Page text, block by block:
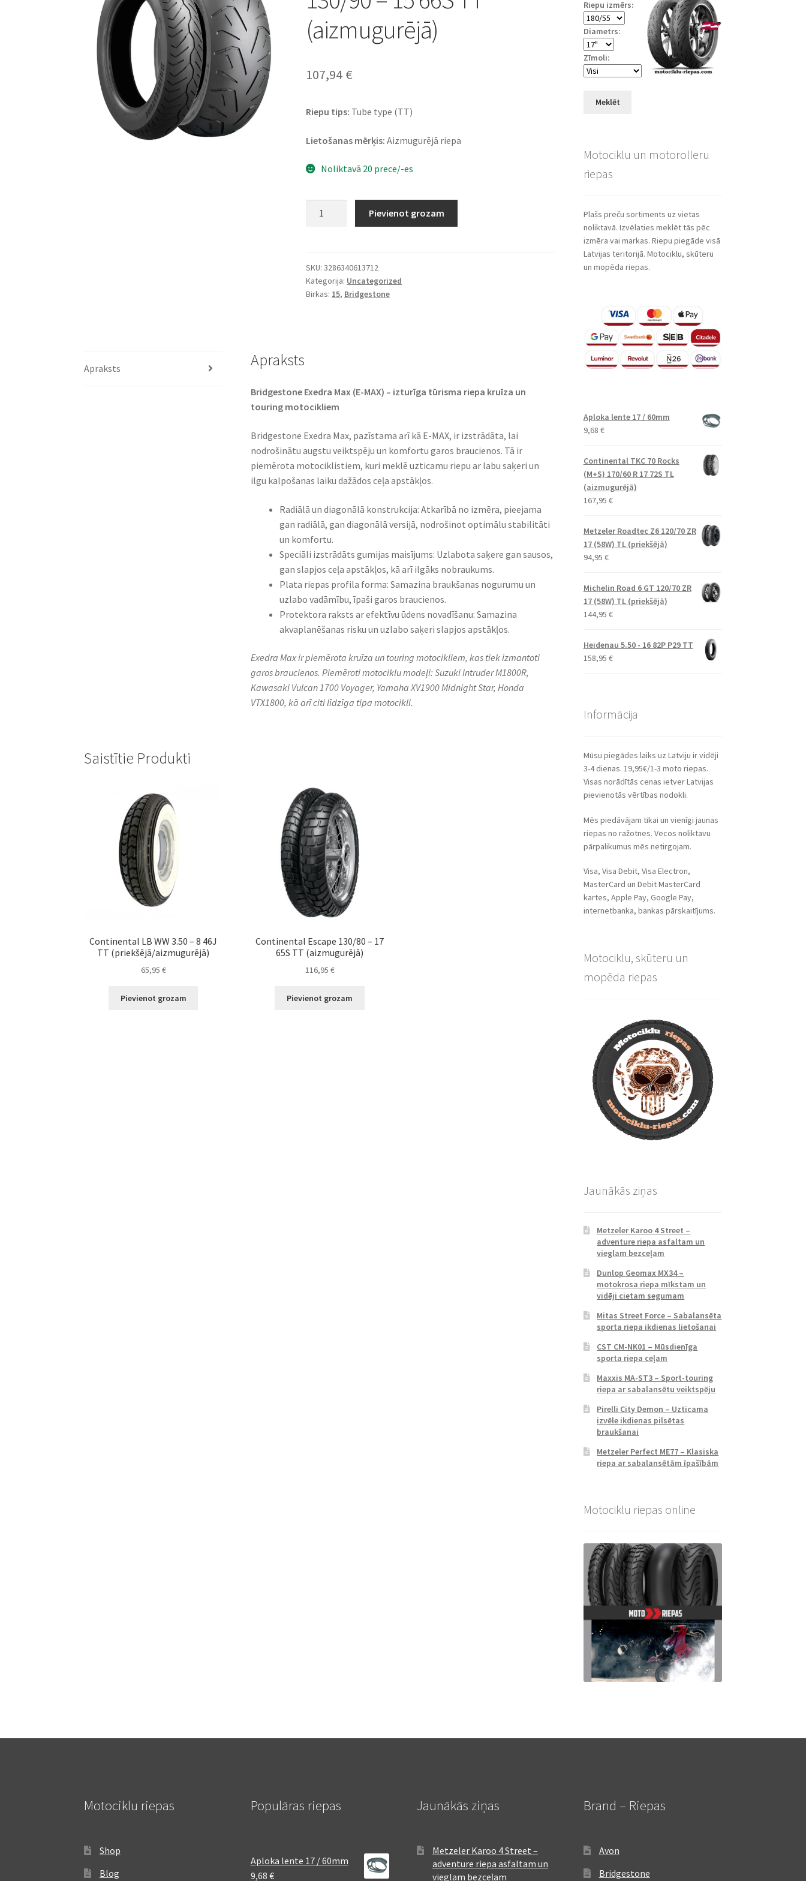
(aizmugurējā)
107,94 €
Riepu tips: Tube type (TT)
Lietošanas mērķis: Aizmugurējā riepa
Noliktavā 20 prece/-es
-
15
66S
Pievienot grozam
SKU:3286340613712
Kategorija: Uncategorized
Birkas: 15, Bridgestone
Apraksts Apraksts
Bridgestone Exedra Max (E-MAX) – izturīga tūrisma riepa kruīza un
touring motocikliem​
Bridgestone Exedra Max, pazīstama arī kā E-MAX, ir izstrādāta, lai
nodrošinātu augstu veiktspēju un komfortu garos braucienos. Tā ir
piemērota motociklistiem, kuri meklē uzticamu riepu ar labu saķeri un
ilgu kalpošanas laiku dažādos ceļa apstākļos.​
Radiālā un diagonālā konstrukcija: Atkarībā no izmēra, pieejama
gan radiālā, gan diagonālā versijā, nodrošinot optimālu stabilitāti
un komfortu.​
Speciāli izstrādāts gumijas maisījums: Uzlabota saķere gan sausos,
gan slapjos ceļa apstākļos, kā arī ilgāks nobraukums.​
Plata riepas profila forma: Samazina braukšanas nogurumu un
uzlabo vadāmību, īpaši garos braucienos.​
Protektora raksts ar efektīvu ūdens novadīšanu: Samazina
akvaplanēšanas risku un uzlabo saķeri slapjos apstākļos.​
Exedra Max ir piemērota kruīza un touring motocikliem, kas tiek izmantoti
garos braucienos. Piemēroti motociklu modeļi: Suzuki Intruder M1800R,
Kawasaki Vulcan 1700 Voyager, Yamaha XV1900 Midnight Star, Honda
VTX1800, kā arī citi līdzīga tipa motocikli.​
Saistītie Produkti
Continental LB WW 3.50 – 8 46J
TT (priekšējā/aizmugurējā)
65,95 €
Pievienot grozam
Continental Escape 130/80 – 17
65S TT (aizmugurējā)
116,95 €
Pievienot grozam
Riepu izmērs:
Diametrs:
Zīmoli:
Meklēt
Motociklu un motorolleru
riepas
Plašs preču sortiments uz vietas
noliktavā. Izvēlaties meklēt tās pēc
izmēra vai markas. Riepu piegāde visā
Latvijas teritorijā. Motociklu, skūteru
un mopēda riepas.
Aploka lente 17 / 60mm
9,68 €
Continental TKC 70 Rocks
(M+S) 170/60 R 17 72S TL
(aizmugurējā)
167,95 €
Metzeler Roadtec Z6 120/70 ZR
17 (58W) TL (priekšējā)
94,95 €
Michelin Road 6 GT 120/70 ZR
17 (58W) TL (priekšējā)
144,95 €
Heidenau 5.50 - 16 82P P29 TT
158,95 €
Informācija
Mūsu piegādes laiks uz Latviju ir vidēji
3-4 dienas. 19,95€/1-3 moto riepas.
Visas norādītās cenas ietver Latvijas
pievienotās vērtības nodokli.
Mēs piedāvājam tikai un vienīgi jaunas
riepas no ražotnes. Vecos noliktavu
pārpalikumus mēs netirgojam.
Visa, Visa Debit, Visa Electron,
MasterCard un Debit MasterCard
kartes, Apple Pay, Google Pay,
internetbanka, bankas pārskaitījums.
Motociklu, skūteru un
mopēda riepas
Jaunākās ziņas
Metzeler Karoo 4 Street –
adventure riepa asfaltam un
vieglam bezceļam
Dunlop Geomax MX34 –
motokrosa riepa mīkstam un
vidēji cietam segumam
Mitas Street Force – Sabalansēta
sporta riepa ikdienas lietošanai
CST CM-NK01 – Mūsdienīga
sporta riepa ceļam
Maxxis MA-ST3 – Sport-touring
riepa ar sabalansētu veiktspēju
Pirelli City Demon – Uzticama
izvēle ikdienas pilsētas
braukšanai
Metzeler Perfect ME77 – Klasiska
riepa ar sabalansētām īpašībām
Motociklu riepas online
Motociklu riepas
Shop
Blog
Populāras riepas
Aploka lente 17 / 60mm
9,68 €
Jaunākās ziņas
Metzeler Karoo 4 Street –
adventure riepa asfaltam un
vieglam bezceļam
Brand – Riepas
Avon
Bridgestone